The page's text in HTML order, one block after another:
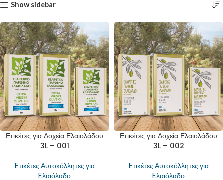
Show sidebar
Ετικέτες για Δοχεία Ελαιολάδου
3L – 001
Eτικέτες Αυτοκόλλητες για
Eλαιόλαδο
Ετικέτες για Δοχεία Ελαιολάδου
3L – 002
Eτικέτες Αυτοκόλλητες για
Eλαιόλαδο